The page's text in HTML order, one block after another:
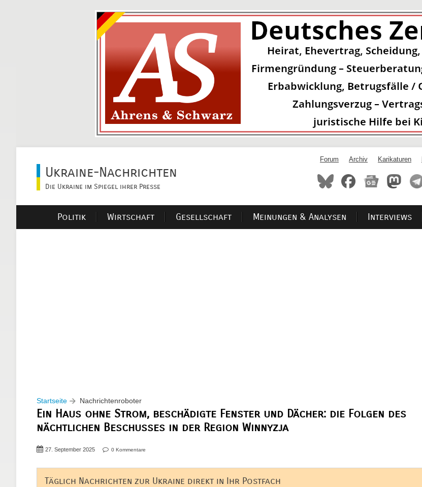
Ukraine-Nachrichten
Die Ukraine im Spiegel ihrer Presse
Forum Archiv Karikaturen
Politik Wirtschaft Gesellschaft Meinungen & Analysen Interviews
Startseite Nachrichtenroboter
Ein Haus ohne Strom, beschädigte Fenster und Dächer: die Folgen des
nächtlichen Beschusses in der Region Winnyzja
27. September 2025 0 Kommentare
Täglich Nachrichten zur Ukraine direkt in Ihr Postfach